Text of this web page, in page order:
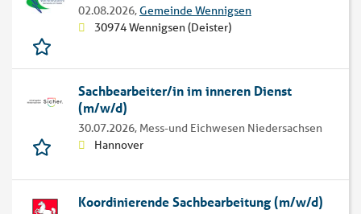
02.08.2026,Gemeinde Wennigsen
30974 Wennigsen (Deister)
Sachbearbeiter/in im inneren Dienst
(m/w/d)
30.07.2026, Mess-und Eichwesen Niedersachsen
Hannover
Koordinierende Sachbearbeitung (m/w/d)